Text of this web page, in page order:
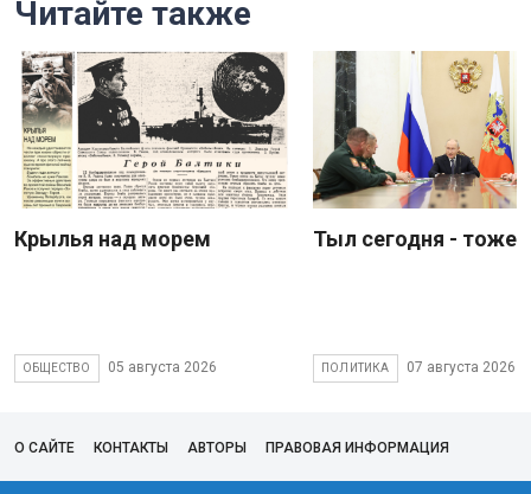
Читайте также
Крылья над морем
ОБЩЕСТВО 05 августа 2026
Тыл сегодня - тоже
ПОЛИТИКА 07 августа 2026
О САЙТЕ КОНТАКТЫ АВТОРЫ ПРАВОВАЯ ИНФОРМАЦИЯ